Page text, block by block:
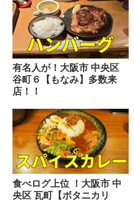
有名人が！大阪市 中央区
谷町６【もなみ】多数来
店！！
食べログ上位 ！大阪市 中
央区 瓦町【ボタニカリ